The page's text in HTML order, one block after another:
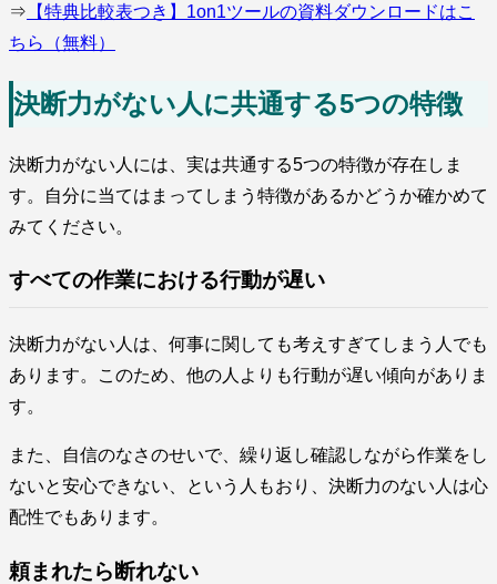
⇒ 【特典比較表つき】1on1ツールの資料ダウンロードはこ
ちら（無料）
決断力がない人に共通する5つの特徴
決断力がない人には、実は共通する5つの特徴が存在しま
す。自分に当てはまってしまう特徴があるかどうか確かめて
みてください。
すべての作業における行動が遅い
決断力がない人は、何事に関しても考えすぎてしまう人でも
あります。このため、他の人よりも行動が遅い傾向がありま
す。
また、自信のなさのせいで、繰り返し確認しながら作業をし
ないと安心できない、という人もおり、決断力のない人は心
配性でもあります。
頼まれたら断れない